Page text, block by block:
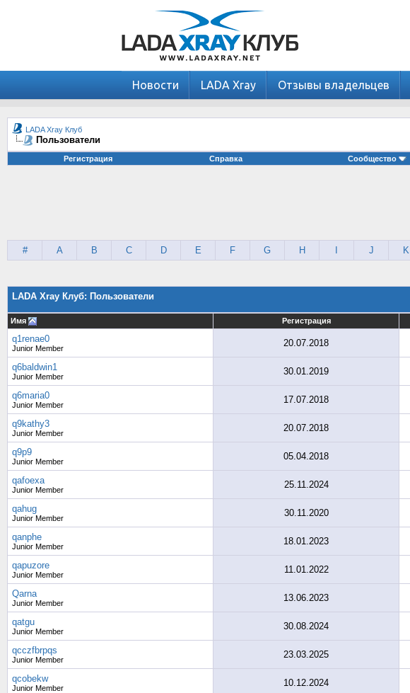
Новости LADA Xray Отзывы владельцев
LADA Xray Клуб
Пользователи
Регистрация
Справка Сообщество
# A B C D E F G H J K
LADA Xray Клуб: Пользователи
Имя Регистрация
q1renae0
Junior Member 20.07.2018
q6baldwin1
Junior Member 30.01.2019
q6maria0
Junior Member 17.07.2018
q9kathy3
Junior Member 20.07.2018
q9p9
Junior Member 05.04.2018
qafoexa
Junior Member 25.11.2024
qahug
Junior Member 30.11.2020
qanphe
Junior Member 18.01.2023
qapuzore
Junior Member 11.01.2022
Qarna
Junior Member 13.06.2023
qatgu
Junior Member 30.08.2024
qcczfbrpqs
Junior Member 23.03.2025
qcobekw
Junior Member 10.12.2024